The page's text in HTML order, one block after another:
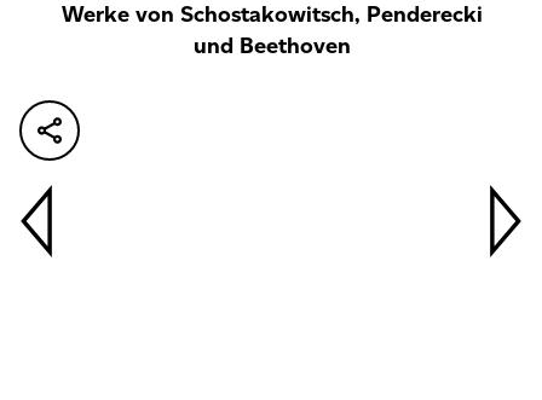
Werke von Schostakowitsch, Penderecki
und Beethoven